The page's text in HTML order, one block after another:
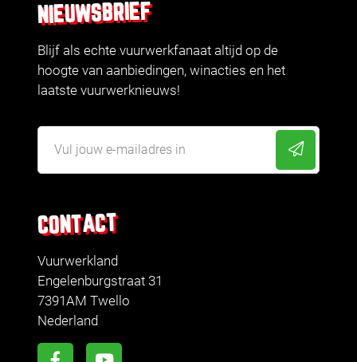
CONTACT
Vuurwerkland
Engelenburgstraat 31
7391AM Twello
Nederland
NIEUWSBRIEF
Blijf als echte vuurwerkfanaat altijd op de
hoogte van aanbiedingen, winacties en het
laatste vuurwerknieuws!